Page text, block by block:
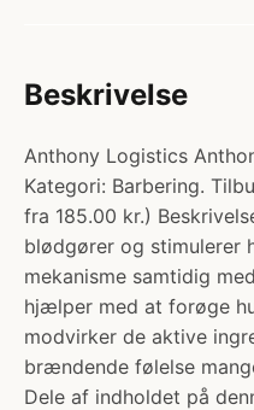
Beskrivelse
Anthony Logistics
Kategori: Barbering.
fra 185.00 kr.)
blødgører og stimulerer
mekanisme samtidig
hjælper med at forøge
modvirker de aktive
brændende følelse
Dele af indholdet på